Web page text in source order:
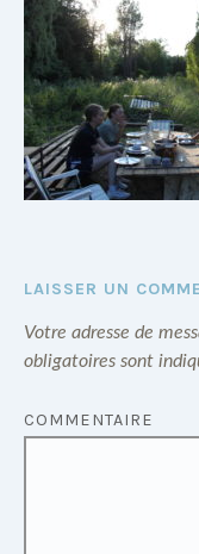
LAISSER UN
Votre adresse de
obligatoires sont
COMMENTAIRE